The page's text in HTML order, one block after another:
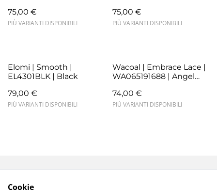
75,00 €
PIÙ VARIANTI DISPONIBILI
75,00 €
PIÙ VARIANTI DISPONIBILI
Elomi | Smooth |
EL4301BLK | Black
79,00 €
PIÙ VARIANTI DISPONIBILI
Wacoal | Embrace Lace |
WA065191688 | Angel
74,00 €
PIÙ VARIANTI DISPONIBILI
Termini e Condizioni
Cookie